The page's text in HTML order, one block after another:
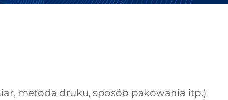
metoda druku, sposób pakowania itp.)